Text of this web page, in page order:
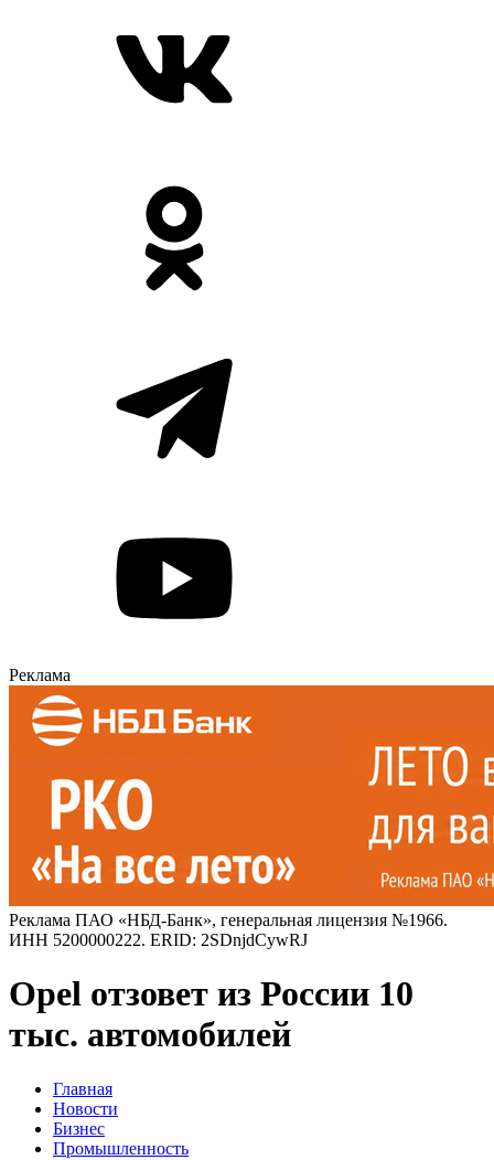
Реклама
Реклама ПАО «НБД-Банк», генеральная лицензия №1966.
ИНН 5200000222. ERID: 2SDnjdCywRJ
Opel отзовет из России 10
тыс. автомобилей
Главная
Новости
Бизнес
Промышленность